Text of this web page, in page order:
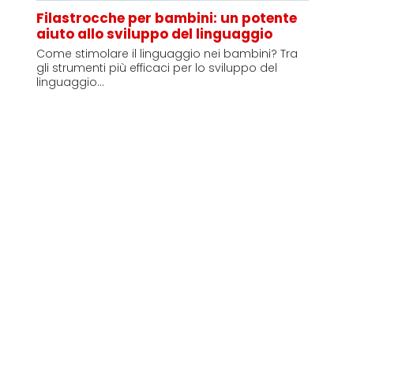
Filastrocche per bambini: un potente
aiuto allo sviluppo del linguaggio
Come stimolare il linguaggio nei bambini? Tra
gli strumenti più efficaci per lo sviluppo del
linguaggio…